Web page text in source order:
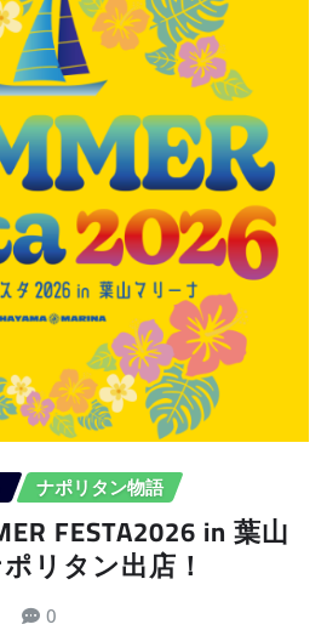
ナポリタン物語
FESTA2026 in 葉山
リタン出店！
0